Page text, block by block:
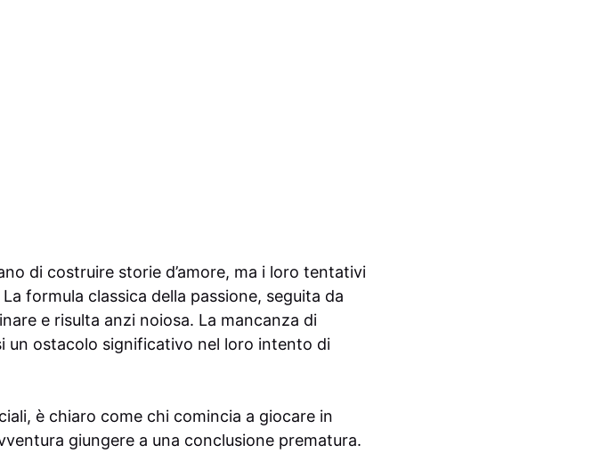
di costruire storie d’amore, ma i loro tentativi
formula classica della passione, seguita da
e risulta anzi noiosa. La mancanza di
un ostacolo significativo nel loro intento di
è chiaro come chi comincia a giocare in
giungere a una conclusione prematura.